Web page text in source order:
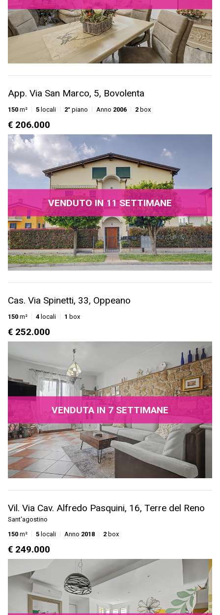
App. Via San Marco, 5, Bovolenta
150 m² 5 locali 2° piano Anno 2006 2 box
€ 206.000
VENDUTO IN 11 SETTIMANE
Cas. Via Spinetti, 33, Oppeano
150 m² 4 locali 1 box
€ 252.000
VENDUTA IN 7 SETTIMANE
Vil. Via Cav. Alfredo Pasquini, 16, Terre del Reno
Sant'agostino
150 m² 5 locali Anno 2018 2 box
€ 249.000